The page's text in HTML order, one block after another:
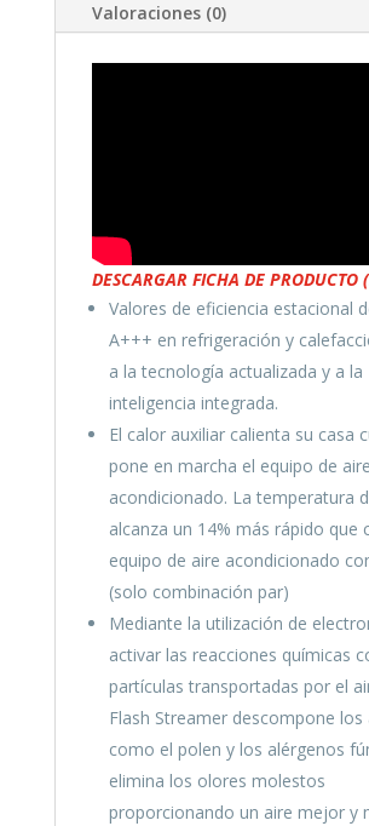
Valoraciones (0)
DESCARGAR FICHA DE PRODUCTO
Valores de eficiencia estacional
A+++ en refrigeración y
a la tecnología actualizada y a la
inteligencia integrada.
El calor auxiliar calienta su casa
pone en marcha el equipo de aire
acondicionado. La temperatura
alcanza un 14% más rápido que
equipo de aire acondicionado
(solo combinación par)
Mediante la utilización de
activar las reacciones químicas
partículas transportadas por el
Flash Streamer descompone los
como el polen y los alérgenos
elimina los olores molestos
proporcionando un aire mejor y